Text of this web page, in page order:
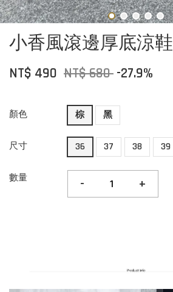
小香風滾邊厚底涼鞋
NT$ 490 NT$ 680 -27.9%
顏色 棕 黑
尺寸 36 37 38 39
數量 - +